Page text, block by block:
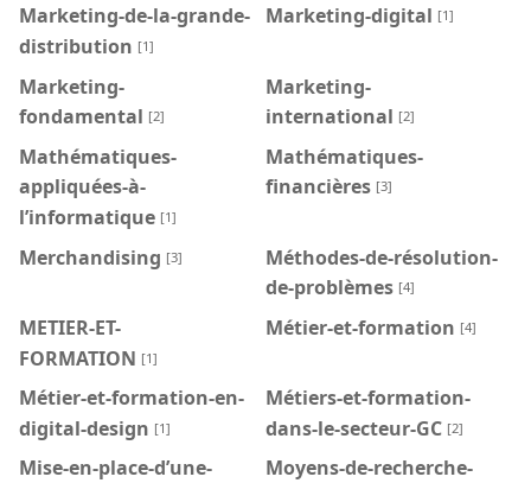
Marketing-de-la-grande-
distribution [1]
Marketing-digital [1]
Marketing-
fondamental [2]
Marketing-
international [2]
Mathématiques-
appliquées-à-
l’informatique [1]
Mathématiques-
financières [3]
Merchandising [3]
Méthodes-de-résolution-
de-problèmes [4]
METIER-ET-
FORMATION [1]
Métier-et-formation [4]
Métier-et-formation-en-
digital-design [1]
Métiers-et-formation-
dans-le-secteur-GC [2]
Mise-en-place-d’une-
Moyens-de-recherche-